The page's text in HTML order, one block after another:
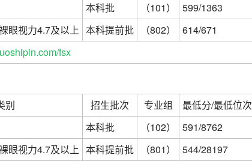
本科批 （101）
599/1363
眼视力4.7及以上 本科提前批 （802）
614/671
fsx
别 招生批次 专业组
最低分/最低位次
本科批 （102）
591/8762
眼视力4.7及以上 本科提前批 （801）
544/28197